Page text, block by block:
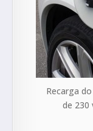
Recarga
de 230